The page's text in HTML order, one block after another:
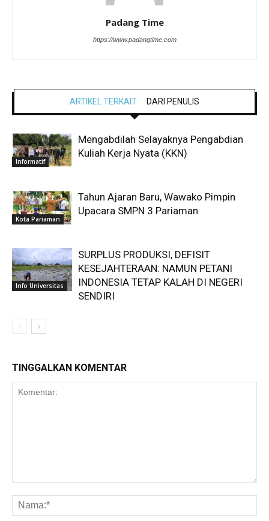
Padang Time
https://www.padangtime.com
ARTIKEL TERKAIT DARI PENULIS
Informatif
Mengabdilah Selayaknya Pengabdian
Kuliah Kerja Nyata (KKN)
Kota Pariaman
Tahun Ajaran Baru, Wawako Pimpin
Upacara SMPN 3 Pariaman
Info Universitas
SURPLUS PRODUKSI, DEFISIT
KESEJAHTERAAN: NAMUN PETANI
INDONESIA TETAP KALAH DI NEGERI
SENDIRI
TINGGALKAN KOMENTAR